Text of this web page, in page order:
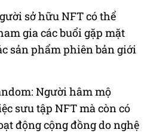
sở hữu NFT có thể
gia các buổi gặp mặt
sản phẩm phiên bản giới
Người hâm mộ
sưu tập NFT mà còn có
động cộng đồng do nghệ